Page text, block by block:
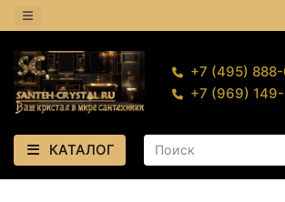
+7 (495)
+7 (969)
КАТАЛОГ